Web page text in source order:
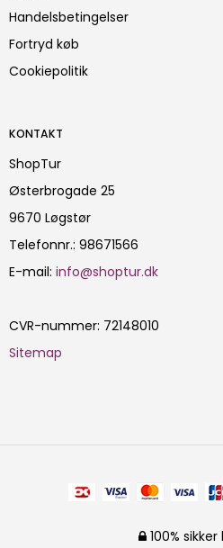
Handelsbetingelser
Fortryd køb
Cookiepolitik
KONTAKT
ShopTur
Østerbrogade 25
9670 Løgstør
Telefonnr.: 98671566
E-mail: info@shoptur.dk
CVR-nummer: 72148010
Sitemap
100%